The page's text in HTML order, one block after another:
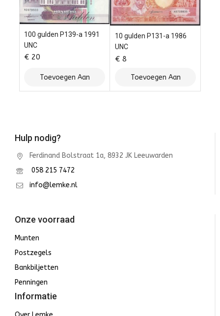
100 gulden P139-a 1991
UNC
€ 20
Toevoegen Aan
Winkelwagen
10 gulden P131-a 1986
UNC
€ 8
Toevoegen Aan
Winkelwagen
Hulp nodig?
Ferdinand Bolstraat 1a, 8932 JK Leeuwarden
058 215 7472
info@lemke.nl
Onze voorraad
Munten
Postzegels
Bankbiljetten
Penningen
Informatie